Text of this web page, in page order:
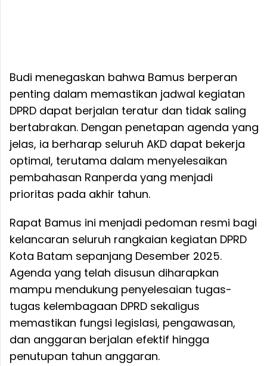
Budi menegaskan bahwa Bamus berperan
penting dalam memastikan jadwal kegiatan
DPRD dapat berjalan teratur dan tidak saling
bertabrakan. Dengan penetapan agenda yang
jelas, ia berharap seluruh AKD dapat bekerja
optimal, terutama dalam menyelesaikan
pembahasan Ranperda yang menjadi
prioritas pada akhir tahun.
Rapat Bamus ini menjadi pedoman resmi bagi
kelancaran seluruh rangkaian kegiatan DPRD
Kota Batam sepanjang Desember 2025.
Agenda yang telah disusun diharapkan
mampu mendukung penyelesaian tugas-
tugas kelembagaan DPRD sekaligus
memastikan fungsi legislasi, pengawasan,
dan anggaran berjalan efektif hingga
penutupan tahun anggaran.